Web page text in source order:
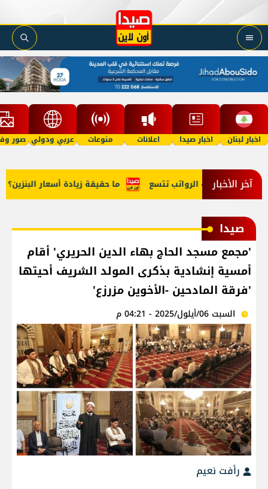
اخبار لبنان اخبار صيدا اعلانات منوعات عربي ودولي صور
آخر الأخبار أبٌ يعتدي ما حقيقة زيادة أسعار البنزين؟ الرواتب تتسع
صيدا
'مجمع مسجد الحاج بهاء الدين الحريري' أقام
أمسية إنشادية بذكرى المولد الشريف أحيتها
'فرقة المادحين -الأخوين مزرزع'
السبت 06/أيلول/2025 - 04:21 م
رأفت نعيم